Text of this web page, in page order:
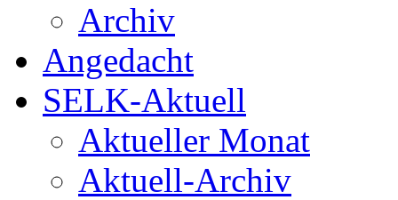
Archiv
Angedacht
SELK-Aktuell
Aktueller Monat
Aktuell-Archiv